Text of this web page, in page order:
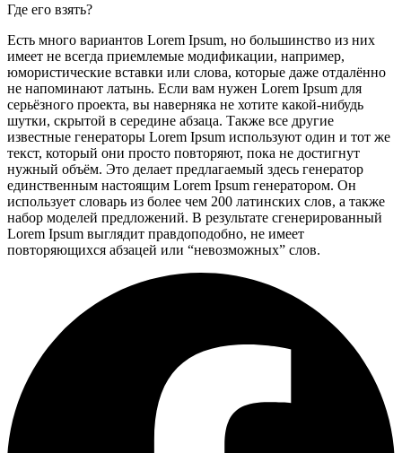
Где его взять?
Есть много вариантов Lorem Ipsum, но большинство из них
имеет не всегда приемлемые модификации, например,
юмористические вставки или слова, которые даже отдалённо
не напоминают латынь. Если вам нужен Lorem Ipsum для
серьёзного проекта, вы наверняка не хотите какой-нибудь
шутки, скрытой в середине абзаца. Также все другие
известные генераторы Lorem Ipsum используют один и тот же
текст, который они просто повторяют, пока не достигнут
нужный объём. Это делает предлагаемый здесь генератор
единственным настоящим Lorem Ipsum генератором. Он
использует словарь из более чем 200 латинских слов, а также
набор моделей предложений. В результате сгенерированный
Lorem Ipsum выглядит правдоподобно, не имеет
повторяющихся абзацей или “невозможных” слов.